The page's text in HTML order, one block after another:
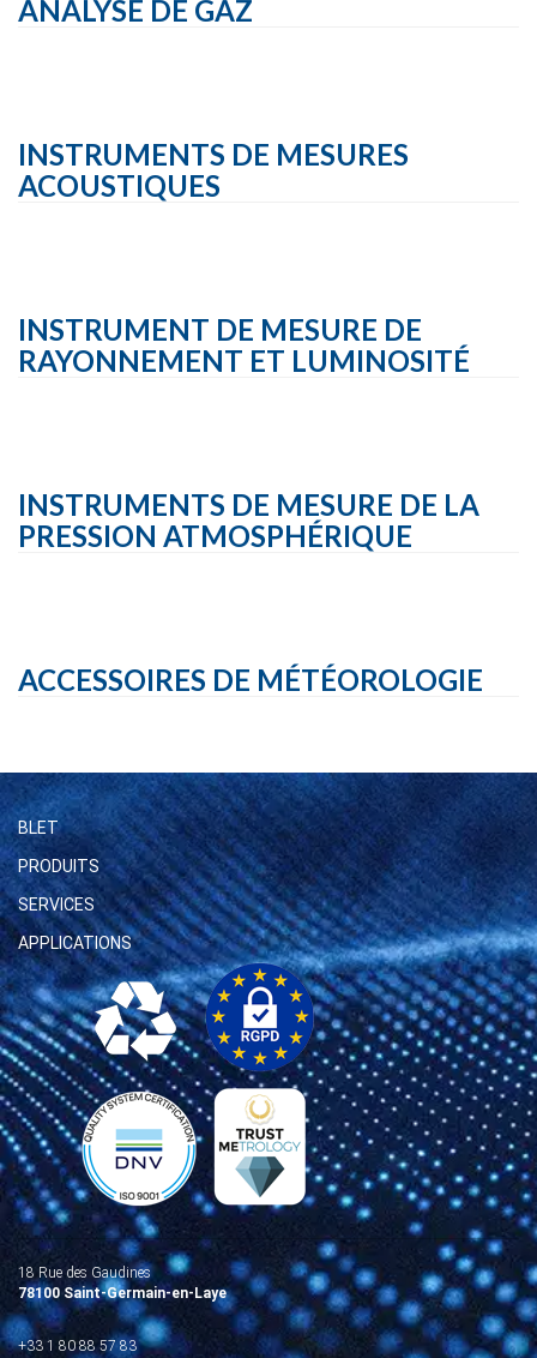
ANALYSE DE GAZ
INSTRUMENTS DE MESURES
ACOUSTIQUES
INSTRUMENT DE MESURE DE
RAYONNEMENT ET LUMINOSITÉ
INSTRUMENTS DE MESURE DE LA
PRESSION ATMOSPHÉRIQUE
ACCESSOIRES DE MÉTÉOROLOGIE
BLET
PRODUITS
SERVICES
APPLICATIONS
18 Rue des Gaudines
78100 Saint-Germain-en-Laye
+33 1 80 88 57 83